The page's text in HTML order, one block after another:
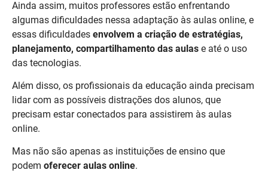
Ainda assim, muitos professores estão enfrentando
algumas dificuldades nessa adaptação às aulas online, e
essas dificuldades envolvem a criação de estratégias,
planejamento, compartilhamento das aulas e até o uso
das tecnologias.
Além disso, os profissionais da educação ainda precisam
lidar com as possíveis distrações dos alunos, que
precisam estar conectados para assistirem às aulas
online.
Mas não são apenas as instituições de ensino que
podem oferecer aulas online.